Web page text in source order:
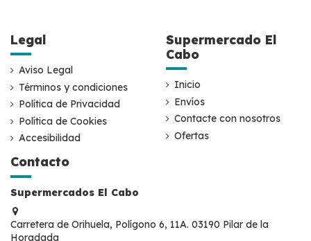
Legal
Aviso Legal
Términos y condiciones
Política de Privacidad
Política de Cookies
Accesibilidad
Supermercado El
Cabo
Inicio
Envíos
Contacte con nosotros
Ofertas
Contacto
Supermercados El Cabo
Carretera de Orihuela, Polígono 6, 11A. 03190 Pilar de la
Horadada